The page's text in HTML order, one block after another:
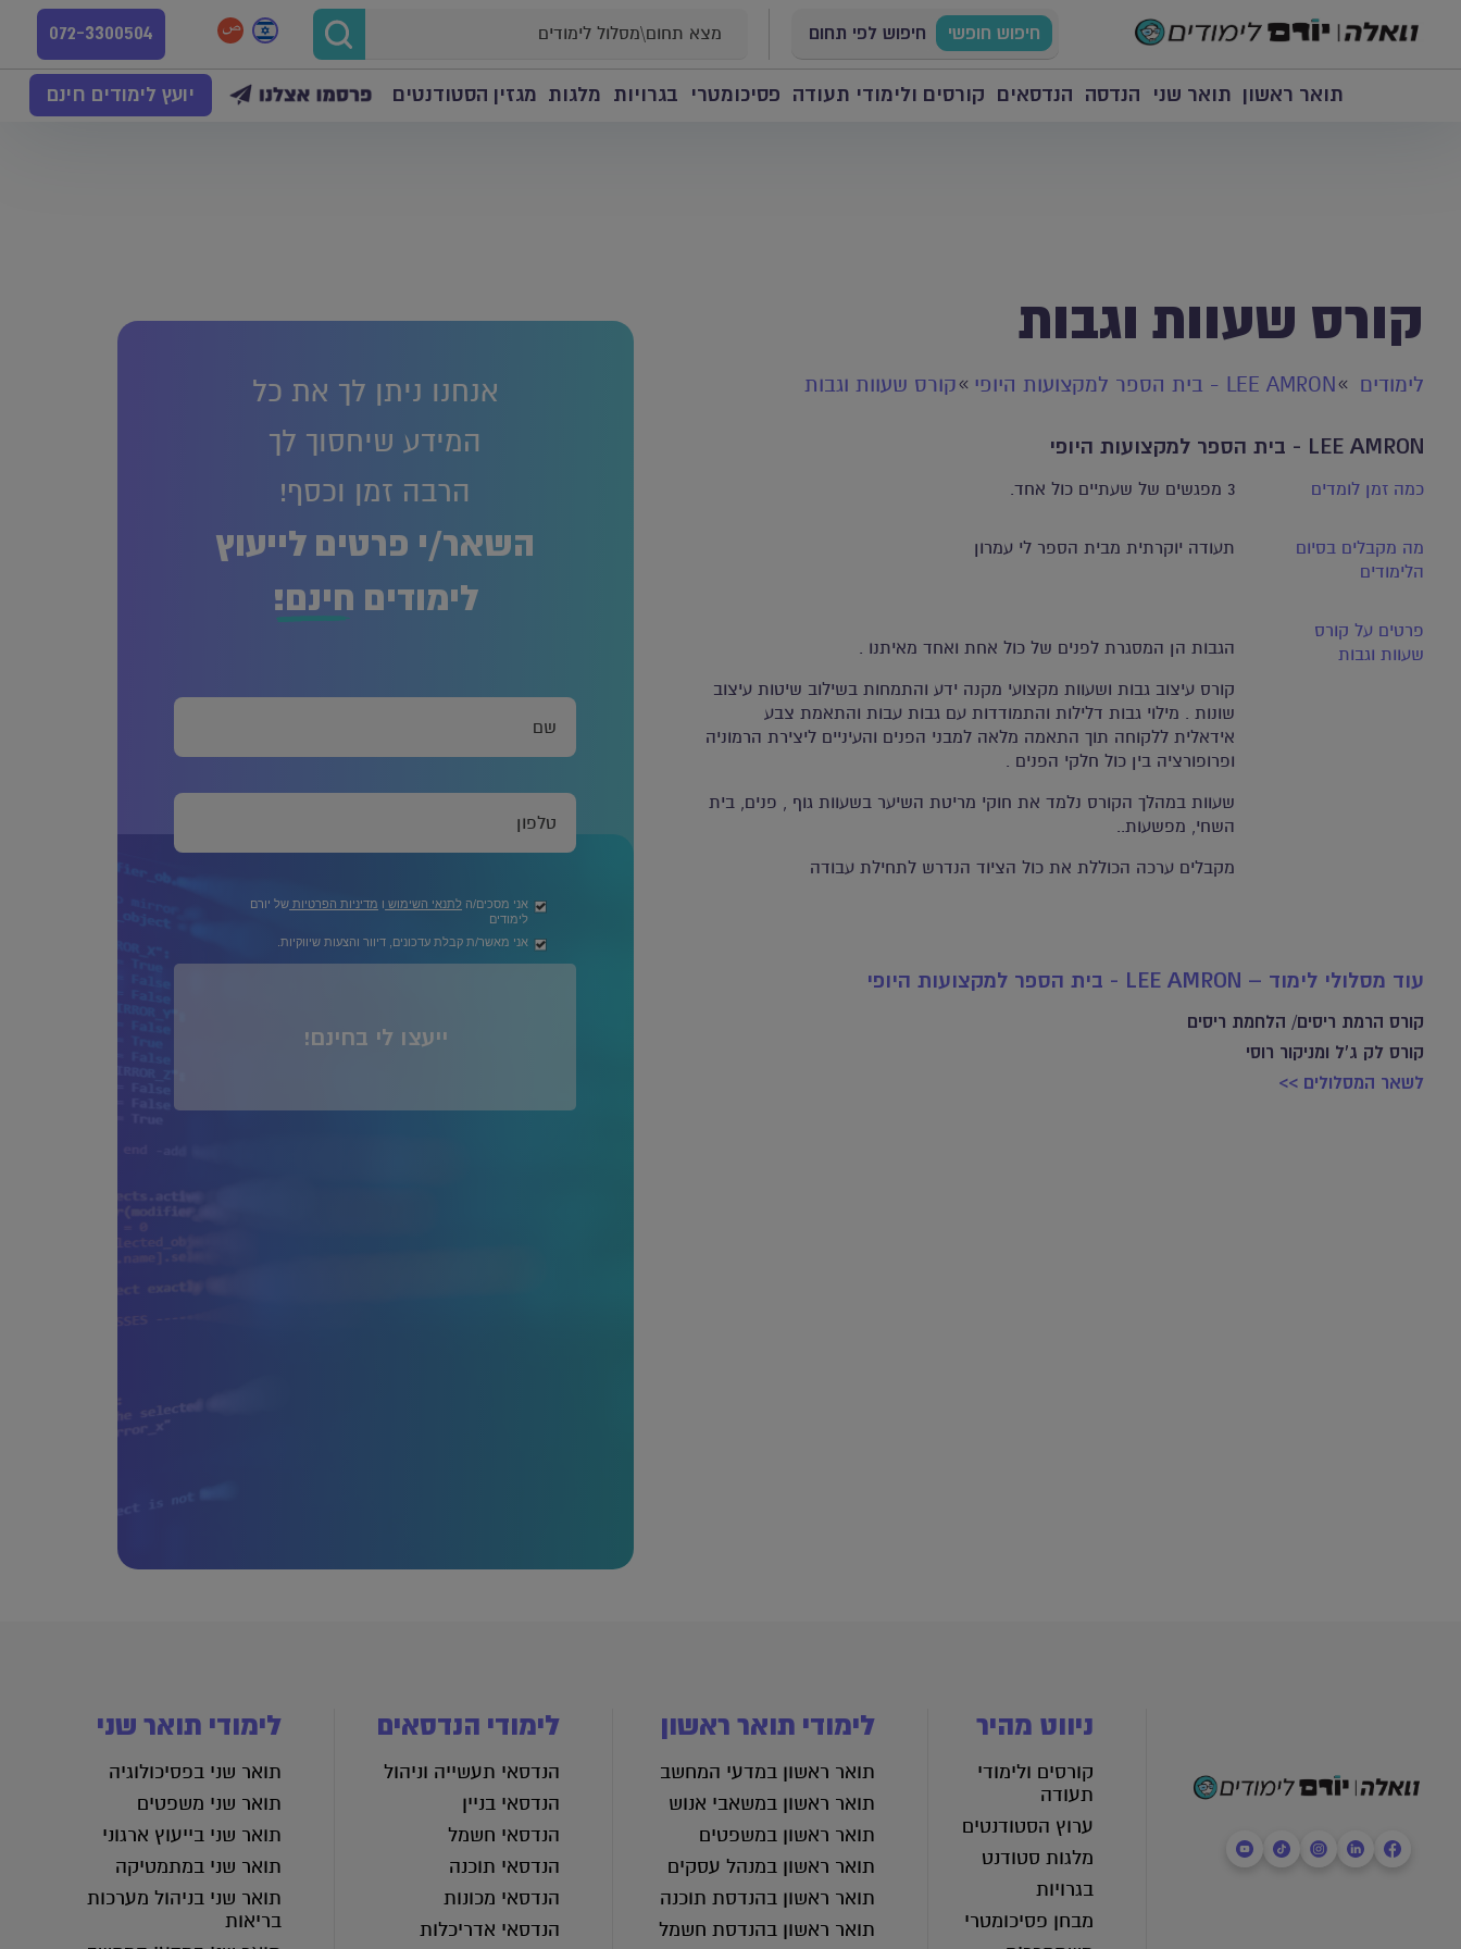
חיפוש חופשי חיפוש לפי תחום 072-3300504
תואר ראשון תואר שני הנדסה הנדסאים קורסים ולימודי תעודה פסיכומטרי בגרויות מלגות מגזין הסטודנטים יועץ לימודים חינם
קורס שעוות וגבות
לימודים LEE AMRON - בית הספר למקצועות היופי קורס שעוות וגבות
LEE AMRON - בית הספר למקצועות היופי
כמה זמן לומדים 3 מפגשים של שעתיים כול אחד.
מה מקבלים בסיום
הלימודים
תעודה יוקרתית מבית הספר לי עמרון
פרטים על קורס
שעוות וגבות
הגבות הן המסגרת לפנים של כול אחת ואחד מאיתנו .
קורס עיצוב גבות ושעוות מקצועי מקנה ידע והתמחות בשילוב שיטות עיצוב
שונות . מילוי גבות דלילות והתמודדות עם גבות עבות והתאמת צבע
אידאלית ללקוחה תוך התאמה מלאה למבני הפנים והעיניים ליצירת הרמוניה
ופרופורציה בין כול חלקי הפנים .
שעוות במהלך הקורס נלמד את חוקי מריטת השיער בשעוות גוף , פנים, בית
השחי, מפשעות..
מקבלים ערכה הכוללת את כול הציוד הנדרש לתחילת עבודה
עוד מסלולי לימוד – LEE AMRON - בית הספר למקצועות היופי
קורס הרמת ריסים/ הלחמת ריסים
קורס לק ג'ל ומניקור רוסי
לשאר המסלולים >>
אנחנו ניתן לך את כל
המידע שיחסוך לך
הרבה זמן וכסף!
השאר/י פרטים לייעוץ
לימודים חינם!
אני מסכים/ה לתנאי השימוש ו מדיניות הפרטיות של יורם
לימודים
אני מאשר/ת קבלת עדכונים, דיוור והצעות שיווקיות.
ייעצו לי בחינם!
ניווט מהיר
קורסים ולימודי
תעודה
ערוץ הסטודנטים
מלגות סטודנט
בגרויות
מבחן פסיכומטרי
לימודי תואר ראשון
תואר ראשון במדעי המחשב
תואר ראשון במשאבי אנוש
תואר ראשון במשפטים
תואר ראשון במנהל עסקים
תואר ראשון בהנדסת תוכנה
תואר ראשון בהנדסת חשמל
לימודי הנדסאים
הנדסאי תעשייה וניהול
הנדסאי בניין
הנדסאי חשמל
הנדסאי תוכנה
הנדסאי מכונות
הנדסאי אדריכלות
לימודי תואר שני
תואר שני בפסיכולוגיה
תואר שני משפטים
תואר שני בייעוץ ארגוני
תואר שני במתמטיקה
תואר שני בניהול מערכות
בריאות